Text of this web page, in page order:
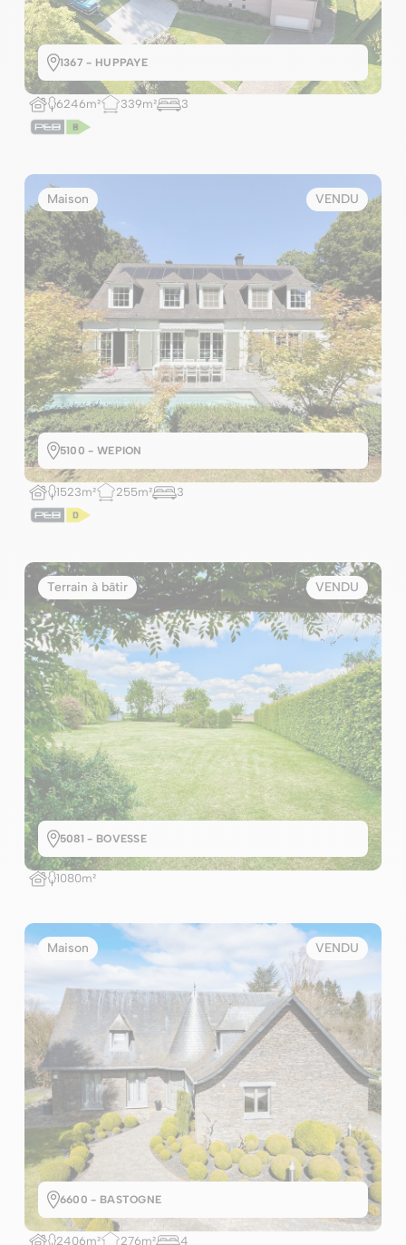
1367 - HUPPAYE
6246m² 339m² 3
Maison VENDU
5100 - WEPION
1523m² 255m² 3
Terrain à bâtir VENDU
5081 - BOVESSE
1080m²
Maison VENDU
6600 - BASTOGNE
2406m² 276m² 4